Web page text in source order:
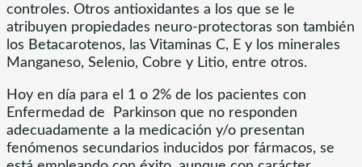
controles. Otros antioxidantes a los que se le
atribuyen propiedades neuro-protectoras son también
los Betacarotenos, las Vitaminas C, E y los minerales
Manganeso, Selenio, Cobre y Litio, entre otros.
Hoy en día para el 1 o 2% de los pacientes con
Enfermedad de Parkinson que no responden
adecuadamente a la medicación y/o presentan
fenómenos secundarios inducidos por fármacos, se